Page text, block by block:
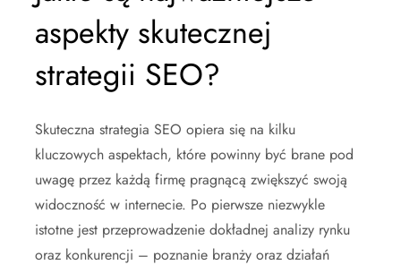
aspekty skutecznej
strategii SEO?
Skuteczna strategia SEO opiera się na kilku
kluczowych aspektach, które powinny być brane pod
uwagę przez każdą firmę pragnącą zwiększyć swoją
widoczność w internecie. Po pierwsze niezwykle
istotne jest przeprowadzenie dokładnej analizy rynku
oraz konkurencji – poznanie branży oraz działań